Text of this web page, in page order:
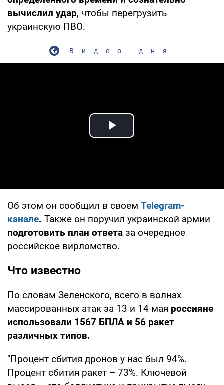
вычислил удар, чтобы перегрузить
украинскую ПВО.
Видео дня
Play Video
Об этом он сообщил в своем Telegram-
канале. Также он поручил украинской армии
подготовить план ответа за очередное
российское вирломство.
Что известно
По словам Зеленского, всего в волнах
массированных атак за 13 и 14 мая россияне
использовали 1567 БПЛА и 56 ракет
различных типов.
"Процент сбития дронов у нас был 94%.
Процент сбития ракет – 73%. Ключевой